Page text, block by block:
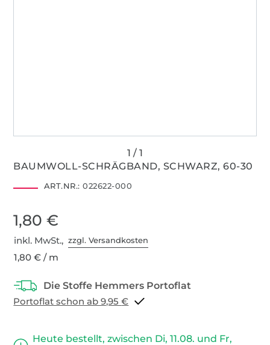
BAUMWOLL-SCHRÄGBAND, SCHWARZ, 60-30
ART.NR.: 022622-000
1,80 €
inkl. MwSt.,zzgl. Versandkosten
1,80 € / m
Portoflat schon ab 9,95 €
Heute bestellt, zwischen Di, 11.08. und Fr,